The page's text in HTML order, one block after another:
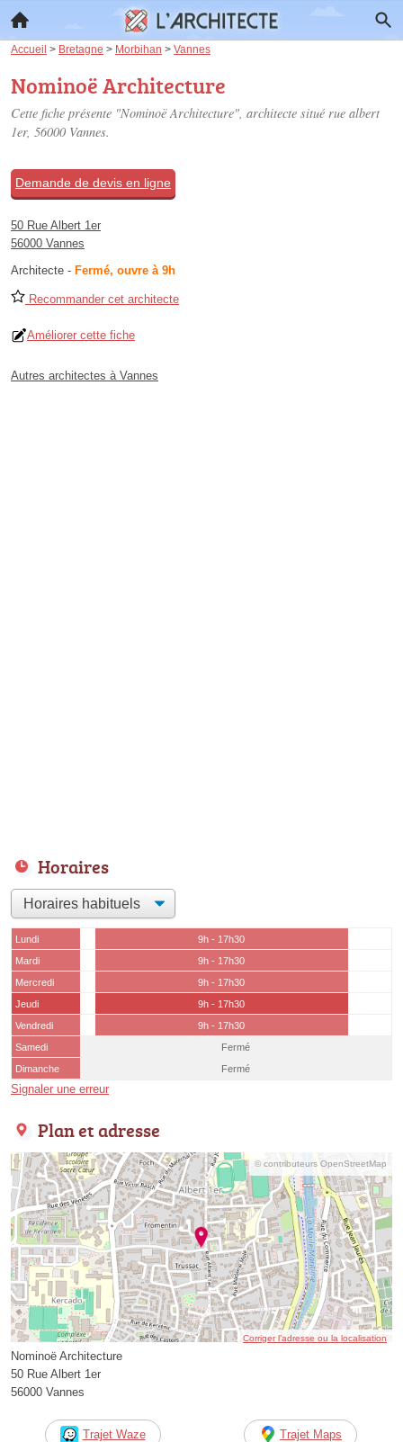
Accueil > Bretagne > Morbihan > Vannes
Nominoë Architecture
Cette fiche présente "Nominoë Architecture", architecte situé rue albert
1er, 56000 Vannes.
Demande de devis en ligne
50 Rue Albert 1er
56000 Vannes
Architecte - Fermé, ouvre à 9h
Recommander cet architecte
Améliorer cette fiche
Autres architectes à Vannes
Horaires
Lundi
9h - 17h30
Mardi
9h - 17h30
Mercredi
9h - 17h30
Jeudi
9h - 17h30
Vendredi
9h - 17h30
Samedi
Fermé
Dimanche
Fermé
Signaler une erreur
Plan et adresse
© contributeurs OpenStreetMap
Corriger l’adresse ou la localisation
Nominoë Architecture
50 Rue Albert 1er
56000 Vannes
Trajet Waze Trajet Maps